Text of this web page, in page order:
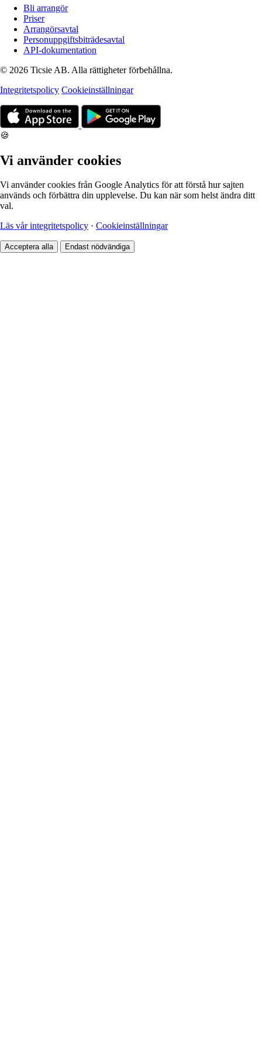
Bli arrangör
Priser
Arrangörsavtal
Personuppgiftsbiträdesavtal
API-dokumentation
© 2026 Ticsie AB. Alla rättigheter förbehållna.
Integritetspolicy Cookieinställningar
🍪
Vi använder cookies
Vi använder cookies från Google Analytics för att förstå hur sajten
används och förbättra din upplevelse. Du kan när som helst ändra ditt
val.
Läs vår integritetspolicy · Cookieinställningar
Acceptera alla Endast nödvändiga